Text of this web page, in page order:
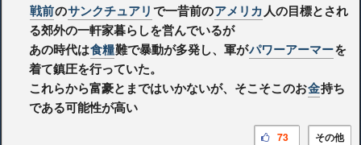
戦前のサンクチュアリで一昔前のアメリカ人の目標とされ
る郊外の一軒家暮らしを営んでいるが
あの時代は食糧難で暴動が多発し、軍がパワーアーマーを
着て鎮圧を行っていた。
これらから富豪とまではいかないが、そこそこのお金持ち
である可能性が高い
その他
73